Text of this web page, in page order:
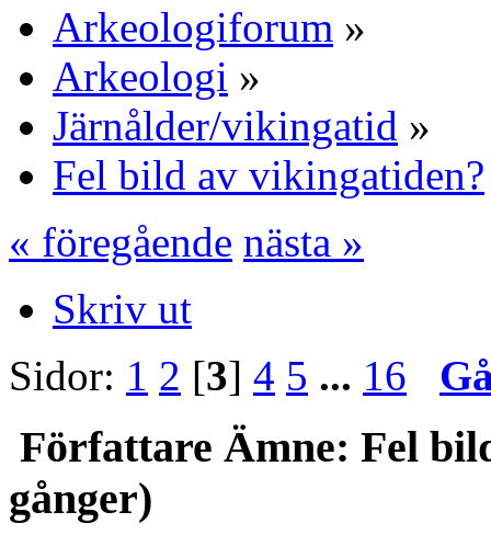
Arkeologiforum »
Arkeologi »
Järnålder/vikingatid »
Fel bild av vikingatiden?
« föregående nästa »
Skriv ut
Sidor: 1 2 [3] 4 5 ... 16
Författare Ämne: Fel
gånger)